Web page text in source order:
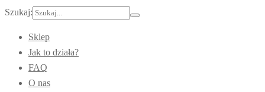
Szukaj:
Sklep
Jak to działa?
FAQ
O nas